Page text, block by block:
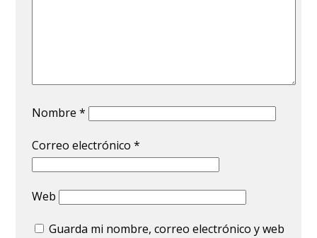
Nombre*
Correo electrónico*
Web
Guarda mi nombre, correo electrónico y web